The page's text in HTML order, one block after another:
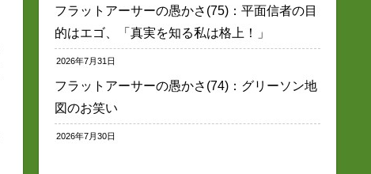
フラットアーサーの愚かさ(75)：平面信者の目
的はエゴ、「真実を知る私は格上！」
2026年7月31日
フラットアーサーの愚かさ(74)：グリーソン地
図のお笑い
2026年7月30日